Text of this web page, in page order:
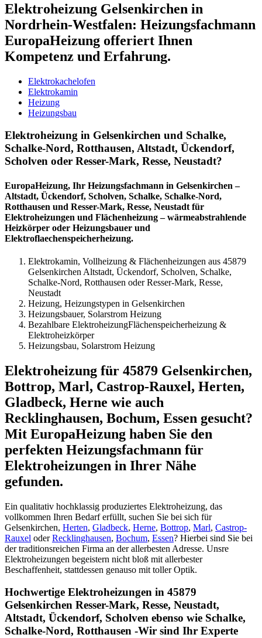
Elektroheizung Gelsenkirchen in
Nordrhein-Westfalen: Heizungsfachmann
EuropaHeizung offeriert Ihnen
Kompetenz und Erfahrung.
Elektrokachelofen
Elektrokamin
Heizung
Heizungsbau
Elektroheizung in Gelsenkirchen und Schalke,
Schalke-Nord, Rotthausen, Altstadt, Ückendorf,
Scholven oder Resser-Mark, Resse, Neustadt?
EuropaHeizung, Ihr Heizungsfachmann in Gelsenkirchen –
Altstadt, Ückendorf, Scholven, Schalke, Schalke-Nord,
Rotthausen und Resser-Mark, Resse, Neustadt für
Elektroheizungen und Flächenheizung – wärmeabstrahlende
Heizkörper oder Heizungsbauer und
Elektroflaechenspeicherheizung.
Elektrokamin, Vollheizung & Flächenheizungen aus 45879
Gelsenkirchen Altstadt, Ückendorf, Scholven, Schalke,
Schalke-Nord, Rotthausen oder Resser-Mark, Resse,
Neustadt
Heizung, Heizungstypen in Gelsenkirchen
Heizungsbauer, Solarstrom Heizung
Bezahlbare ElektroheizungFlächenspeicherheizung &
Elektroheizkörper
Heizungsbau, Solarstrom Heizung
Elektroheizung für 45879 Gelsenkirchen,
Bottrop, Marl, Castrop-Rauxel, Herten,
Gladbeck, Herne wie auch
Recklinghausen, Bochum, Essen gesucht?
Mit EuropaHeizung haben Sie den
perfekten Heizungsfachmann für
Elektroheizungen in Ihrer Nähe
gefunden.
Ein qualitativ hochklassig produziertes Elektroheizung, das
vollkommen Ihren Bedarf erfüllt, suchen Sie bei sich für
Gelsenkirchen, Herten, Gladbeck, Herne, Bottrop, Marl, Castrop-
Rauxel oderRecklinghausen, Bochum, Essen? Hierbei sind Sie bei
der traditionsreichen Firma an der allerbesten Adresse. Unsre
Elektroheizungen begeistern nicht bloß mit allerbester
Beschaffenheit, stattdessen genauso mit toller Optik.
Hochwertige Elektroheizungen in 45879
Gelsenkirchen Resser-Mark, Resse, Neustadt,
Altstadt, Ückendorf, Scholven ebenso wie Schalke,
Schalke-Nord, Rotthausen -Wir sind Ihr Experte